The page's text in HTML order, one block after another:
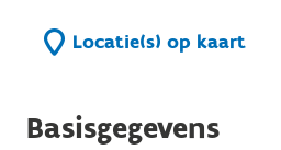
Locatie(s) op kaart
Basisgegevens